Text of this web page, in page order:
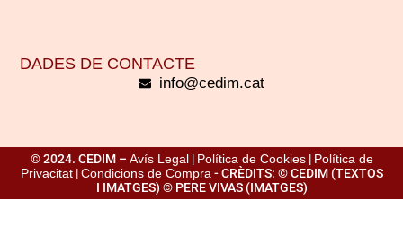
DADES DE CONTACTE
info@cedim.cat
© 2024. CEDIM – Avís Legal| Política de Cookies| Política de
Privacitat|Condicions de Compra- CRÈDITS: © CEDIM (TEXTOS
I IMATGES) © PERE VIVAS (IMATGES)